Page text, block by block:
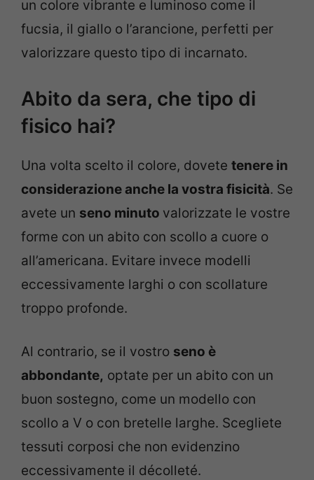
un colore vibrante e luminoso come il
fucsia, il giallo o l’arancione, perfetti per
valorizzare questo tipo di incarnato.
Abito da sera, che tipo di
fisico hai?
Una volta scelto il colore, dovete tenere in
considerazione anche la vostra fisicità. Se
avete un seno minuto valorizzate le vostre
forme con un abito con scollo a cuore o
all’americana. Evitare invece modelli
eccessivamente larghi o con scollature
troppo profonde.
Al contrario, se il vostro seno è
abbondante, optate per un abito con un
buon sostegno, come un modello con
scollo a V o con bretelle larghe. Scegliete
tessuti corposi che non evidenzino
eccessivamente il décolleté.